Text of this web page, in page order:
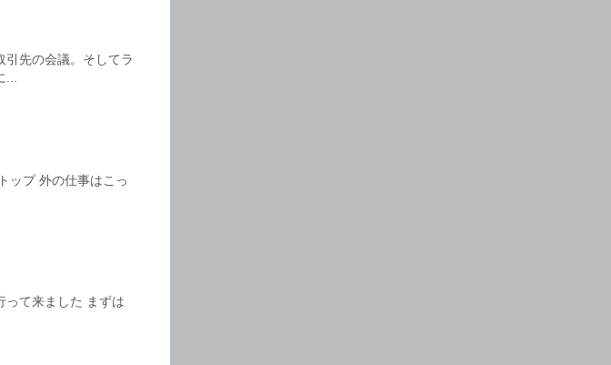
先の会議。そしてラ
...
ップ 外の仕事はこっ
って来ました まずは